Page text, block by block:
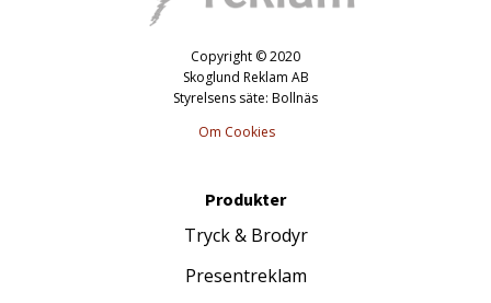
Copyright © 2020
Skoglund Reklam AB
Styrelsens säte: Bollnäs
Om Cookies
Produkter
Tryck & Brodyr
Presentreklam